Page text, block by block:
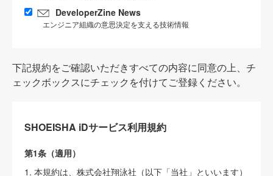
DeveloperZine News
エンジニア組織の意思決定を支える技術情報
下記規約をご確認いただきすべての内容に同意の上、チ
ェックボックスにチェックを付けてご登録ください。
SHOEISHA iDサービス利用規約
第1条（適用）
1. 本規約は、株式会社翔泳社（以下「当社」といいます）